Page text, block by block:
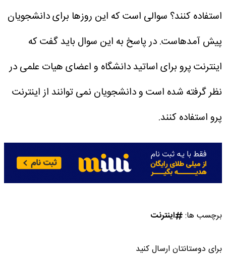
استفاده کنند؟ سوالی است که این روزها برای دانشجویان
پیش آمدهاست.در پاسخ به این سوال باید گفت که
اینترنت پرو برای اساتید دانشگاه و اعضای هیات علمی در
نظر گرفته شده است و دانشجویان نمی توانند از اینترنت
پرو استفاده کنند.
برچسب ها: اینترنت
برای دوستانتان ارسال کنید